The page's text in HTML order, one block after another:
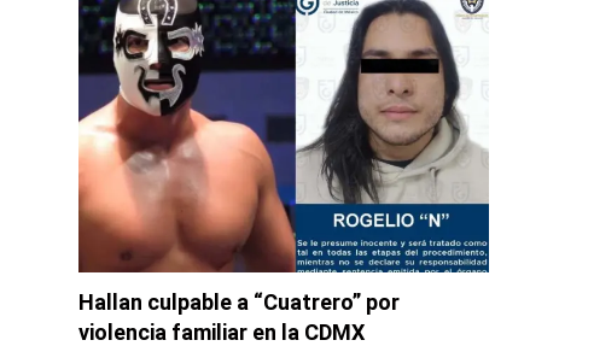
Hallan culpable a “Cuatrero” por
violencia familiar en la CDMX